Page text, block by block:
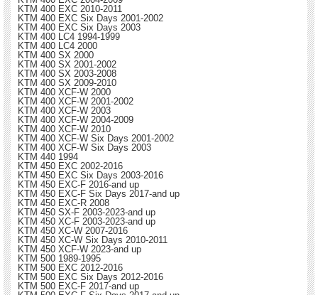
KTM 400 EXC 2010-2011
KTM 400 EXC Six Days 2001-2002
KTM 400 EXC Six Days 2003
KTM 400 LC4 1994-1999
KTM 400 LC4 2000
KTM 400 SX 2000
KTM 400 SX 2001-2002
KTM 400 SX 2003-2008
KTM 400 SX 2009-2010
KTM 400 XCF-W 2000
KTM 400 XCF-W 2001-2002
KTM 400 XCF-W 2003
KTM 400 XCF-W 2004-2009
KTM 400 XCF-W 2010
KTM 400 XCF-W Six Days 2001-2002
KTM 400 XCF-W Six Days 2003
KTM 440 1994
KTM 450 EXC 2002-2016
KTM 450 EXC Six Days 2003-2016
KTM 450 EXC-F 2016-and up
KTM 450 EXC-F Six Days 2017-and up
KTM 450 EXC-R 2008
KTM 450 SX-F 2003-2023-and up
KTM 450 XC-F 2003-2023-and up
KTM 450 XC-W 2007-2016
KTM 450 XC-W Six Days 2010-2011
KTM 450 XCF-W 2023-and up
KTM 500 1989-1995
KTM 500 EXC 2012-2016
KTM 500 EXC Six Days 2012-2016
KTM 500 EXC-F 2017-and up